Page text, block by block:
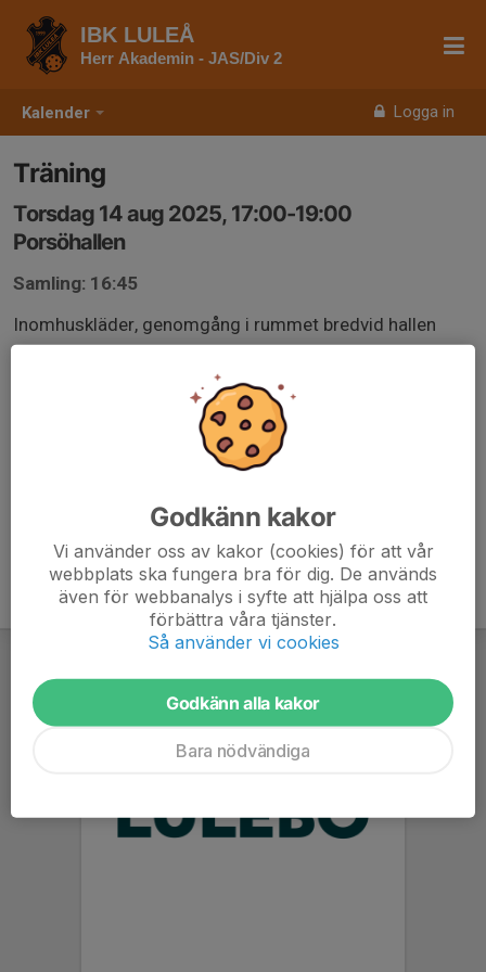
Kalender Logga in
IBK LULEÅ
Herr Akademin - JAS/Div 2
Träning
Torsdag 14 aug 2025, 17:00-19:00
Porsöhallen
Samling: 16:45
Inomhuskläder, genomgång i rummet bredvid hallen
Godkänn kakor
Vi använder oss av kakor (cookies) för att vår
webbplats ska fungera bra för dig. De används
även för webbanalys i syfte att hjälpa oss att
förbättra våra tjänster.
Så använder vi cookies
Godkänn alla kakor
Bara nödvändiga